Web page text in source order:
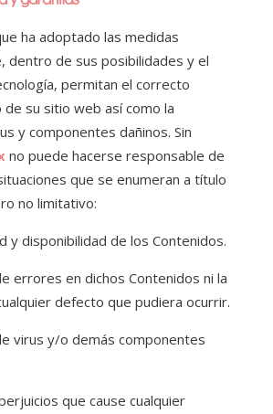
ha adoptado las medidas
dentro de sus posibilidades y el
permitan el correcto
de su sitio web así como la
y componentes dañinos. Sin
no puede hacerse responsable de
que se enumeran a título
no limitativo:
y disponibilidad de los Contenidos.
errores en dichos Contenidos ni la
defecto que pudiera ocurrir.
virus y/o demás componentes
que cause cualquier